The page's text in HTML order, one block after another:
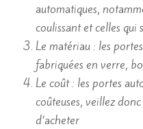
automatiques,
coulissant et celles
Le matériau : les
fabriquées en verre,
Le coût : les portes
coûteuses, veillez
d’acheter